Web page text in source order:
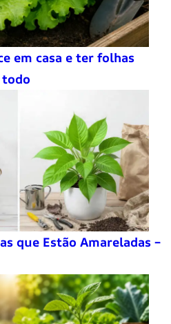
em casa e ter folhas
que Estão Amareladas –